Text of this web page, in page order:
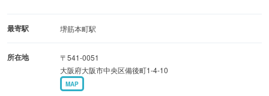
貸切宴会のご予約も承ります。
す。（要予約）
最寄駅 堺筋本町駅
所在地
〒541-0051
大阪府大阪市中央区備後町1-4-10
MAP